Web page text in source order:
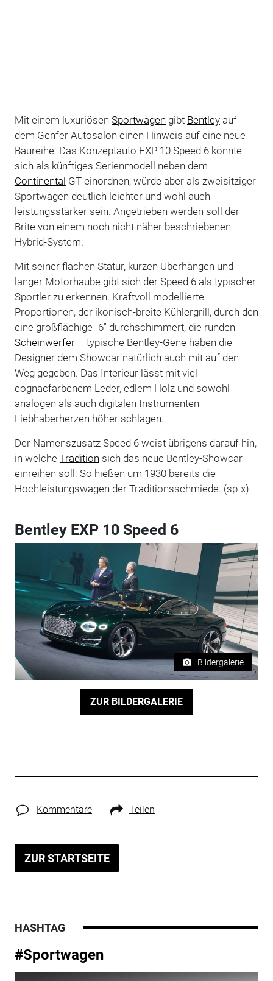
Mit einem luxuriösen Sportwagen gibt Bentleyauf
dem Genfer Autosalon einen Hinweis auf eine neue
Baureihe: Das Konzeptauto EXP 10 Speed 6 könnte
sich als künftiges Serienmodell neben dem
Continental GT einordnen, würde aber als zweisitziger
Sportwagen deutlich leichter und wohl auch
leistungsstärker sein. Angetrieben werden soll der
Brite von einem noch nicht näher beschriebenen
Hybrid-System.
Mit seiner flachen Statur, kurzen Überhängen und
langer Motorhaube gibt sich der Speed 6 als typischer
Sportler zu erkennen. Kraftvoll modellierte
Proportionen, der ikonisch-breite Kühlergrill, durch den
eine großflächige "6" durchschimmert, die runden
Scheinwerfer– typische Bentley-Gene haben die
Designer dem Showcar natürlich auch mit auf den
Weg gegeben. Das Interieur lässt mit viel
cognacfarbenem Leder, edlem Holz und sowohl
analogen als auch digitalen Instrumenten
Liebhaberherzen höher schlagen.
Der Namenszusatz Speed 6 weist übrigens darauf hin,
in welche Tradition sich das neue Bentley-Showcar
einreihen soll: So hießen um 1930 bereits die
Hochleistungswagen der Traditionsschmiede. (sp-x)
Bentley EXP 10 Speed 6
Bildergalerie
ZUR BILDERGALERIE
Kommentare Teilen
ZUR STARTSEITE
HASHTAG
#Sportwagen